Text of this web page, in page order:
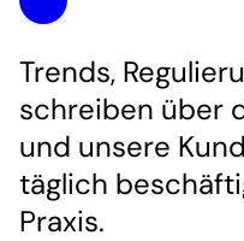
Trends,
schreiben über
und unsere
täglich
Praxis.